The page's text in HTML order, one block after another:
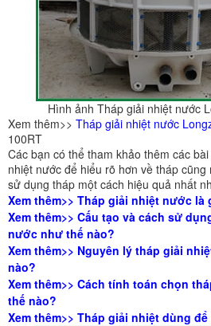
Hình ảnh Tháp giải nhiệt nước
Xem thêm>> Tháp giải nhiệt nước
100RT
Các bạn có thể tham khảo thêm các
nhiệt nước để hiểu rõ hơn về tháp
sử dụng tháp một cách hiệu quả nhất
Xem thêm>> Tháp giải nhiệt nước là
Xem thêm>> Cấu tạo và cách sử
nước như thế nào?
Xem thêm>> Nguyên lý tháp giải
nào?
Xem thêm>> Cách tính toán chọn
thế nào?
Xem thêm>> Tháp giải nhiệt dùng để